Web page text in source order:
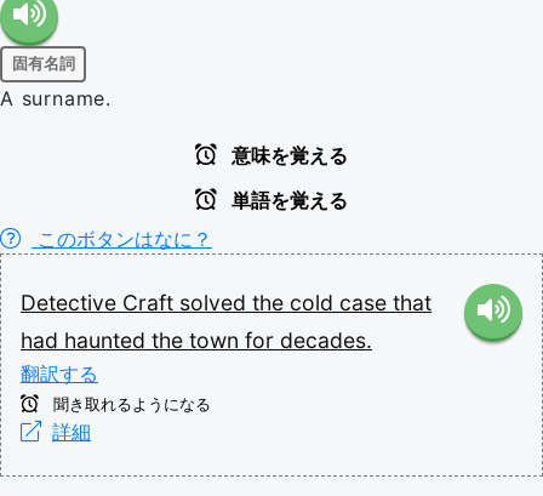
固有名詞
A surname.
意味を覚える
単語を覚える
このボタンはなに？
Detective Craft solved the cold case that
had haunted the town for decades.
翻訳する
聞き取れるようになる
詳細